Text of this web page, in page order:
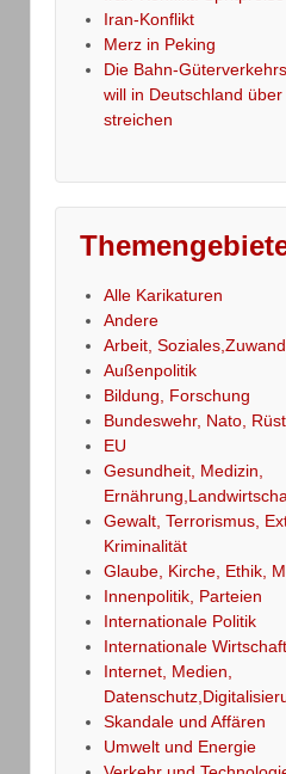
Iran-Konflikt
Merz in Peking
Die Bahn-
will in Deutschland
streichen
Alle Karikaturen
Andere
Arbeit,
Außenpolitik
Bildung, Forschung
Bundeswehr, Nato,
EU
Gesundheit, Medizin,
Gewalt, Terrorismus,
Kriminalität
Glaube, Kirche, Ethik,
Innenpolitik, Parteien
Internationale Politik
Internationale
Internet, Medien,
Skandale und Affären
Umwelt und Energie